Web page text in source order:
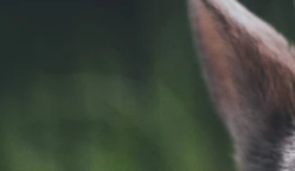
Newsletter